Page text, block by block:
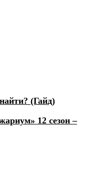
(Гайд)
12 сезон –